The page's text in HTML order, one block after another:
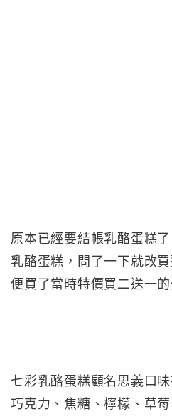
原本已經要結帳乳酪蛋糕
乳酪蛋糕，問了一下就改
便買了當時特價買二送一的
七彩乳酪蛋糕顧名思義口
巧克力、焦糖、檸檬、草